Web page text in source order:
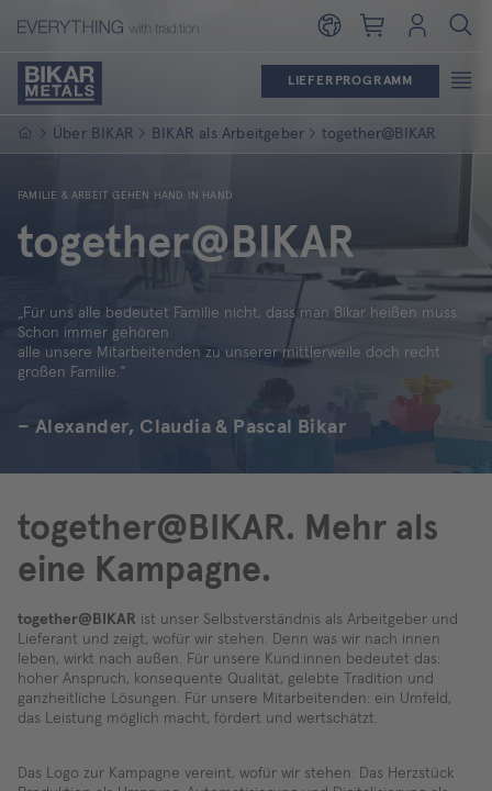
Warenkorb
Login
LIEFERPROGRAMM
StartseiteÜber BIKAR BIKAR als Arbeitgeber together@BIKAR
FAMILIE & ARBEIT GEHEN HAND IN HAND
together@BIKAR
„Für uns alle bedeutet Familie nicht, dass man Bikar heißen muss.
Schon immer gehören
alle unsere Mitarbeitenden zu unserer mittlerweile doch recht
großen Familie.“
– Alexander, Claudia & Pascal Bikar
together@BIKAR. Mehr als
eine Kampagne.
together@BIKAR ist unser Selbstverständnis als Arbeitgeber und
Lieferant und zeigt, wofür wir stehen. Denn was wir nach innen
leben, wirkt nach außen. Für unsere Kund:innen bedeutet das:
hoher Anspruch, konsequente Qualität, gelebte Tradition und
ganzheitliche Lösungen. Für unsere Mitarbeitenden: ein Umfeld,
das Leistung möglich macht, fördert und wertschätzt.
Das Logo zur Kampagne vereint, wofür wir stehen: Das Herzstück